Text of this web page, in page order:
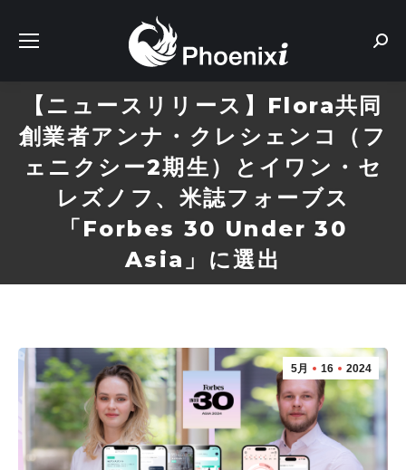
【ニュースリリース】Flora共同
創業者アンナ・クレシェンコ（フ
ェニクシー2期生）とイワン・セ
レズノフ、米誌フォーブス
「Forbes 30 Under 30
Asia」に選出
5月 16 2024